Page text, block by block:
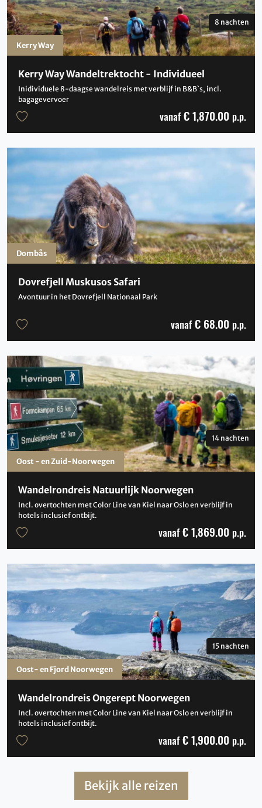
Kerry Way Wandeltrektocht - Individueel
Inidividuele 8-daagse wandelreis met verblijf in B&B`s, incl.
bagagevervoer
8 nachten
vanaf € 1,870.00 p.p.
Kerry Way
Dovrefjell Muskusos Safari
Avontuur in het Dovrefjell Nationaal Park
vanaf € 68.00 p.p.
Dombås
Wandelrondreis Natuurlijk Noorwegen
Incl. overtochten met Color Line van Kiel naar Oslo en verblijf in
hotels inclusief ontbijt.
14 nachten
vanaf € 1,869.00 p.p.
Oost - en Zuid-Noorwegen
Wandelrondreis Ongerept Noorwegen
Incl. overtochten met Color Line van Kiel naar Oslo en verblijf in
hotels inclusief ontbijt.
15 nachten
vanaf € 1,900.00 p.p.
Oost- en Fjord Noorwegen
Bekijk alle reizen